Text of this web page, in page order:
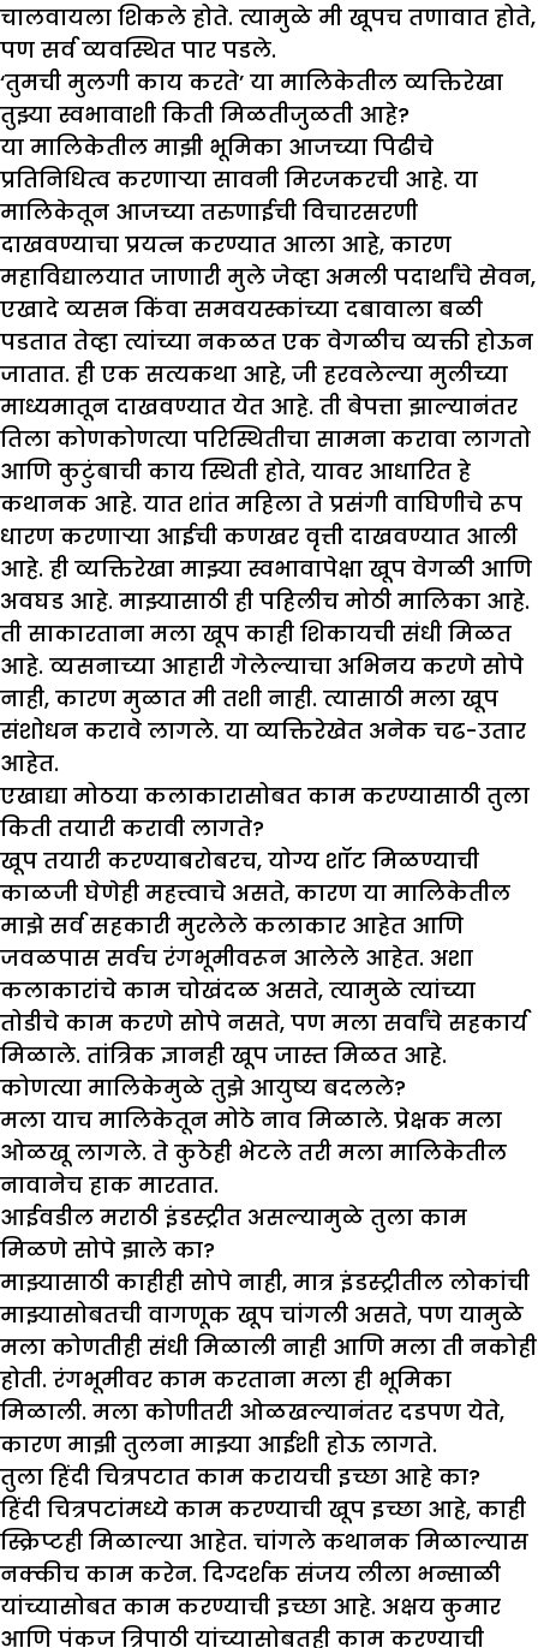
चालवायला शिकले होते. त्यामुळे मी खूपच तणावात होते,
पण सर्व व्यवस्थित पार पडले.
‘तुमची मुलगी काय करते’ या मालिकेतील व्यक्तिरेखा
तुझ् या स्वभावाशी किती मिळतीजुळती आहे?
या मालिकेतील माझी भूमिका आजच्या पिढीचे
प्रतिनिधित्व करणाऱ्या सावनी मिरजकरची आहे. या
मालिकेतून आजच्या तरुणाईची विचारसरणी
दाखवण्याचा प्रयत्न करण्यात आला आहे, कारण
महाविद्यालयात जाणारी मुले जेव्हा अमली पदार्थांचे सेवन,
एखादे व्यसन किंवा समवयस्कांच्या दबावाला बळी
पडतात तेव्हा त्यांच्या नकळत एक वेगळीच व्यक्ती होऊन
जातात. ही एक सत्यकथा आहे, जी हरवलेल्या मुलीच्या
माध्यमातून दाखवण्यात येत आहे. ती बेपत्ता झाल्यानंतर
तिला कोणकोणत्या परिस्थितीचा सामना करावा लागतो
आणि कुटुंबाची काय स्थिती होते, यावर आधारित हे
कथानक आहे. यात शांत महिला ते प्रसंगी वाघिणीचे रूप
धारण करणाऱ्या आईची कणखर वृत्ती दाखवण्यात आली
आहे. ही व्यक्तिरेखा माझ्या स्वभावापेक्षा खूप वेगळी आणि
अवघड आहे. माझ्यासाठी ही पहिलीच मोठी मालिका आहे.
ती साकारताना मला खूप काही शिकायची संधी मिळत
आहे. व्यसनाच्या आहारी गेलेल्याचा अभिनय करणे सोपे
नाही, कारण मुळात मी तशी नाही. त्यासाठी मला खूप
संशोधन करावे लागले. या व्यक्तिरेखेत अनेक चढ-उतार
आहेत.
एखाद्या मोठया कलाकारासोबत काम करण्यासाठी तुला
किती तयारी करावी लागते?
खूप तयारी करण्याबरोबरच, योग्य शॉट मिळण्याची
काळजी घेणेही महत्त्वाचे असते, कारण या मालिकेतील
माझे सर्व सहकारी मुरलेले कलाकार आहेत आणि
जवळपास सर्वच रंगभूमीवरून आलेले आहेत. अशा
कलाकारांचे काम चोखंदळ असते, त्यामुळे त्यांच्या
तोडीचे काम करणे सोपे नसते, पण मला सर्वांचे सहकार्य
मिळाले. तांत्रिक ज्ञानही खूप जास्त मिळत आहे.
कोणत्या मालिकेमुळे तुझेआयुष्य बदलले?
मला याच मालिकेतून मोठे नाव मिळाले. प्रेक्षक मला
ओळखू लागले. ते कुठेही भेटले तरी मला मालिकेतील
नावानेच हाक मारतात.
आईवडील मराठी इंडस्ट्रीत असल्यामुळे तुला काम
मिळणे सोपे झाले का?
माझ्यासाठी काहीही सोपे नाही, मात्र इंडस्ट्रीतील लोकांची
माझ्यासोबतची वागणूक खूप चांगली असते, पण यामुळे
मला कोणतीही संधी मिळाली नाही आणि मला ती नकोही
होती. रंगभूमीवर काम करताना मला ही भूमिका
मिळाली. मला कोणीतरी ओळखल्यानंतर दडपण येते,
कारण माझी तुलना माझ्या आईशी होऊ लागते.
तुला हिंदी चित्रपटात काम करायची इच्छा आहे का?
हिंदी चित्रपटांमध्ये काम करण्याची खूप इच्छा आहे, काही
स्क्रिप्टही मिळाल्या आहेत. चांगले कथानक मिळाल्यास
नक्कीच काम करेन. दिग्दर्शक संजय लीला भन्साळी
यांच्यासोबत काम करण्याची इच्छा आहे. अक्षय कुमार
आणि पंकज त्रिपाठी यांच्यासोबतही काम करण्याची